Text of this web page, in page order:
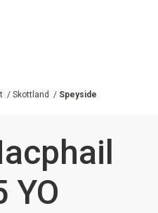
/ Skottland / Speyside
YO